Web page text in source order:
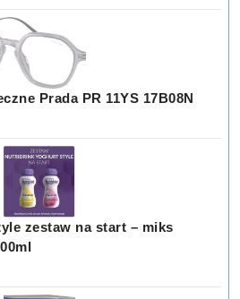
Prada PR 11YS 17B08N
zestaw na start – miks